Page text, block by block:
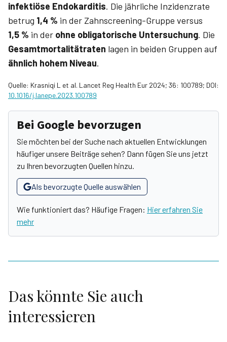
infektiöse Endo­karditis. Die jährliche Inzidenzrate
betrug 1,4 % in der Zahnscreening-Gruppe versus
1,5 % in der ohne obligatorische Untersuchung. Die
Gesamtmortalitätraten lagen in beiden Gruppen auf
ähnlich hohem Niveau.
Quelle: Krasniqi L et al. Lancet Reg Health Eur 2024; 36: 100789; DOI:
10.1016/j.lanepe.2023.100789
Bei Google bevorzugen
Sie möchten bei der Suche nach aktuellen Entwicklungen
häufiger unsere Beiträge sehen? Dann fügen Sie uns jetzt
zu Ihren bevorzugten Quellen hinzu.
Als bevorzugte Quelle auswählen
Wie funktioniert das? Häufige Fragen: Hier erfahren Sie
mehr
Das könnte Sie auch
interessieren